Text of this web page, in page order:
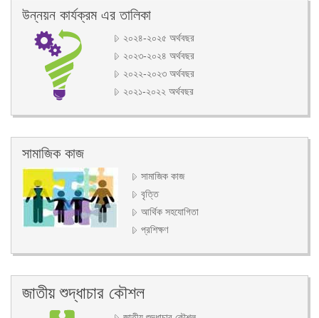
উন্নয়ন কার্যক্রম এর তালিকা
২০২৪-২০২৫ অর্থবছর
২০২৩-২০২৪ অর্থবছর
২০২২-২০২৩ অর্থবছর
২০২১-২০২২ অর্থবছর
সামাজিক কাজ
সামাজিক কাজ
বৃত্তি
আর্থিক সহযোগিতা
প্রশিক্ষণ
জাতীয় শুদ্ধাচার কৌশল